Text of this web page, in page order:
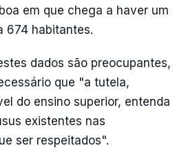
em que chega a haver um
674 habitantes.
dados são preocupantes,
que "a tutela,
do ensino superior, entenda
existentes nas
ser respeitados".